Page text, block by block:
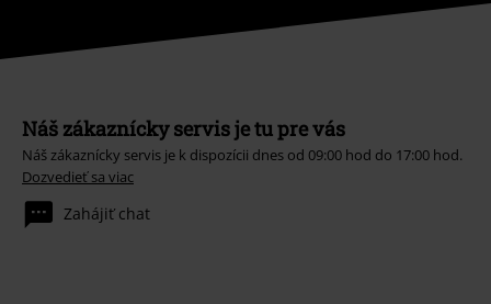
Náš zákaznícky servis je tu pre vás
Náš zákaznícky servis je k dispozícii dnes od 09:00 hod do 17:00 hod.
Dozvedieť sa viac
Zahájiť chat